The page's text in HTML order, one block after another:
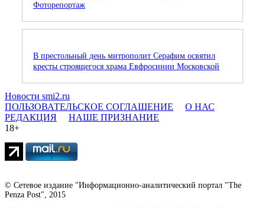
Фоторепортаж
В престольный день митрополит Серафим освятил
кресты строящегося храма Евфросинии Московской
Новости smi2.ru
ПОЛЬЗОВАТЕЛЬСКОЕ СОГЛАШЕНИЕ
О НАС
РЕДАКЦИЯ
НАШЕ ПРИЗНАНИЕ
18+
© Сетевое издание "Информационно-аналитический портал "The
Penza Post", 2015